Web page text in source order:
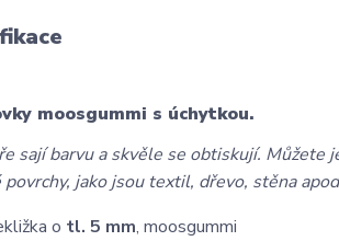
moosgummi s úchytkou.
sají barvu a skvěle se obtiskují.
jako jsou textil, dřevo, stěna
o tl. 5 mm, moosgummi